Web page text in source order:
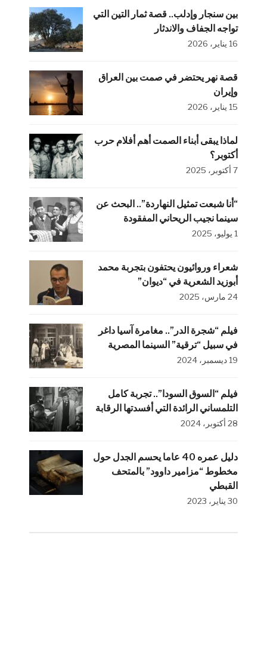
بين سنجار وإدلب.. قصة ثمار التين التي
تواجه الجفاف والاندثار
16 يناير، 2026
قصة نهر يحتضر في صمت بين العراق
وإيران
15 يناير، 2026
لماذا يبقى أبناء الصمت أهم أفلام حرب
أكتوبر؟
7 أكتوبر، 2025
“أنا شبعت تمثيل النهاردة”.. البحث عن
سينما نجيب الريحاني المفقودة
1 يوليو، 2025
شعراء وروائيون يحتفون بتجربة محمد
أبوزيد الشعرية في “ديوان”
24 مارس، 2025
فيلم “شجرة الدر”.. مغامرة آسيا داغر
في سبيل “ترقية” السينما المصرية
19 ديسمبر، 2024
فيلم “السوق السودا”.. تجربة كامل
التلمساني الرائدة التي أفسدتها الرقابة
28 أكتوبر، 2024
دليل عمره 40 عاما يحسم الجدل حول
مخطوط “مزامير داوود” بالمتحف
القبطي
30 يناير، 2023